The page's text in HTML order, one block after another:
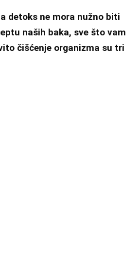
detoks ne mora nužno biti
naših baka, sve što vam
čišćenje organizma su tri